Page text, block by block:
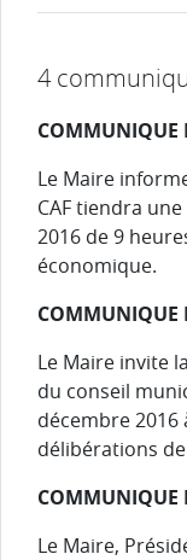
4
COMMUNIQUE
Le Maire
CAF tiendra
2016 de 9
économique.
COMMUNIQUE
Le Maire invite
du conseil
décembre 2016
délibérations
COMMUNIQUE
Le Maire,